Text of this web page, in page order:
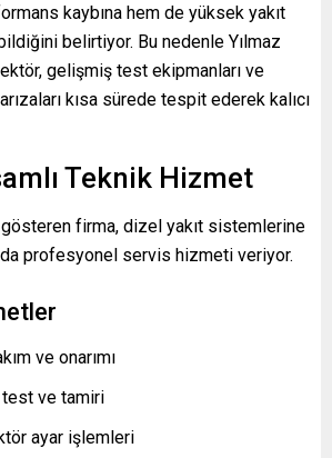
kaybına hem de yüksek yakıt
belirtiyor. Bu nedenle Yılmaz
gelişmiş test ekipmanları ve
kısa sürede tespit ederek kalıcı
Teknik Hizmet
gösteren firma, dizel yakıt sistemlerine
profesyonel servis hizmeti veriyor.
ve onarımı
test ve tamiri
ayar işlemleri